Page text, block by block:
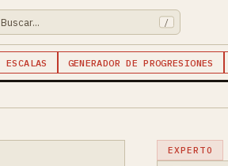
/
ESCALAS GENERADOR DE PROGRESIONES
EXPERTO